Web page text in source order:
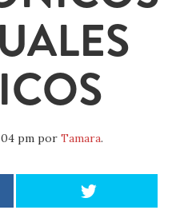
pmpor Tamara.